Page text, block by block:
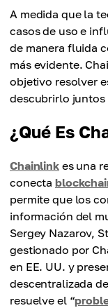
A medida que la
casos de uso e
de manera fluida
más evidente.
objetivo resolver
descubrirlo juntos
¿Qué Es
Chainlinkes una
conecta
permite que los
información del
Sergey Nazarov,
gestionado por
en EE. UU. y
descentralizada
resuelve el “